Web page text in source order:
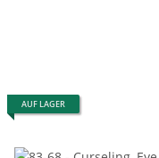
AUF LAGER